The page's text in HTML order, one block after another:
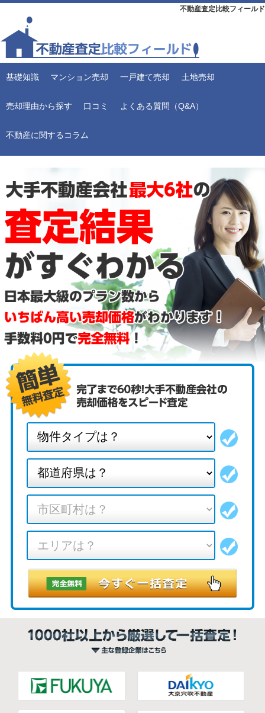
不動産査定比較フィールド
基礎知識 マンション売却 一戸建て売却 土地売却
売却理由から探す 口コミ よくある質問（Q&A）
不動産に関するコラム